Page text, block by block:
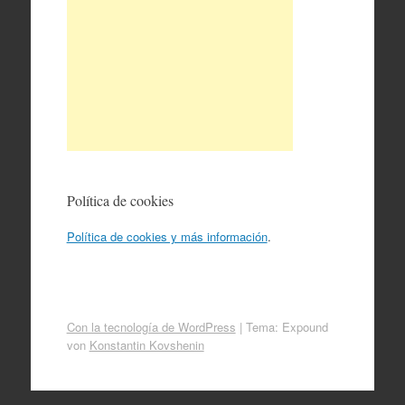
Política de cookies
Política de cookies y más información.
Con la tecnología de WordPress | Tema: Expound
von Konstantin Kovshenin